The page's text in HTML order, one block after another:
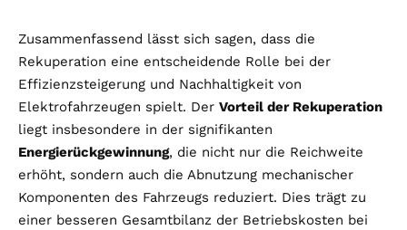
Zusammenfassend lässt sich sagen, dass die
Rekuperation eine entscheidende Rolle bei der
Effizienzsteigerung und Nachhaltigkeit von
Elektrofahrzeugen spielt. Der Vorteil der Rekuperation
liegt insbesondere in der signifikanten
Energierückgewinnung, die nicht nur die Reichweite
erhöht, sondern auch die Abnutzung mechanischer
Komponenten des Fahrzeugs reduziert. Dies trägt zu
einer besseren Gesamtbilanz der Betriebskosten bei